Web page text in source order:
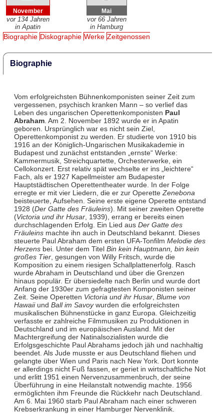
November
vor 134 Jahren
in Apatin
Mai
vor 66 Jahren
in Hamburg
Biographie Diskographie Werke Zeitgenossen
Biographie
Vom erfolgreichsten Bühnenkomponisten seiner Zeit zum
vergessenen, psychisch kranken Mann – so verlief das
Leben des ungarischen Operettenkomponisten Paul
Abraham. Am 2. November 1892 wurde er in Apatin
geboren. Ursprünglich war es nicht sein Ziel,
Operettenkomponist zu werden. Er studierte von 1910 bis
1916 an der Königlich-Ungarischen Musikakademie in
Budapest und zunächst entstanden „ernste“ Werke:
Kammermusik, Streichquartette, Orchesterwerke, ein
Cellokonzert. Erst relativ spät wechselte er ins „leichtere“
Fach, als er 1927 Kapellmeister am Budapester
Hauptstädtischen Operettentheater wurde. In der Folge
erregte er mit vier Liedern, die er zur Operette Zenebona
beisteuerte, Aufsehen. Seine erste eigene Operette entstand
1928 (Der Gatte des Fräuleins). Mit seiner zweiten Operette
(Victoria und ihr Husar, 1939), errang er bereits einen
durchschlagenden Erfolg. Ein Lied aus Der Gatte des
Fräuleinsmachte ihn auch in Deutschland bekannt. Dieses
steuerte Paul Abraham dem ersten UFA-Tonfilm Melodie des
Herzensbei. Unter dem Titel Bin kein Hauptmann, bin kein
großes Tier, gesungen von Willy Fritsch, wurde die
Komposition zu einem riesigen Schallplattenerfolg. Rasch
wurde Abraham in Deutschland und über die Grenzen
hinaus populär. Er übersiedelte nach Berlin und wurde dort
Anfang der 1930er zum gefragtesten Komponisten seiner
Zeit. Seine Operetten Victoria und ihr Husar, Blume von
Hawaiiund Ball im Savoywurden die erfolgreichsten
musikalischen Bühnenstücke in ganz Europa. Gleichzeitig
verfasste er zahlreiche Filmmusiken zu Produktionen in
Deutschland und im europäischen Ausland. Mit der
Machtergreifung der Natinalsozialisten wurde die
Erfolgsgeschichte Paul Abrahams jedoch jäh und nachhaltig
beendet. Als Jude musste er aus Deutschland fliehen und
gelangte über Wien und Paris nach New York. Dort konnte
er allerdings nicht Fuß fassen, er geriet in wirtschaftliche Not
und erlitt 1951 einen Nervenzusammenbruch, der seine
Überführung in eine Heilanstalt notwendig machte. 1956
ermöglichten ihm Freunde die Rückkehr nach Deutschland.
Am 6. Mai 1960 starb Paul Abraham nach einer schweren
Krebserkrankung in einer Hamburger Nervenklinik.